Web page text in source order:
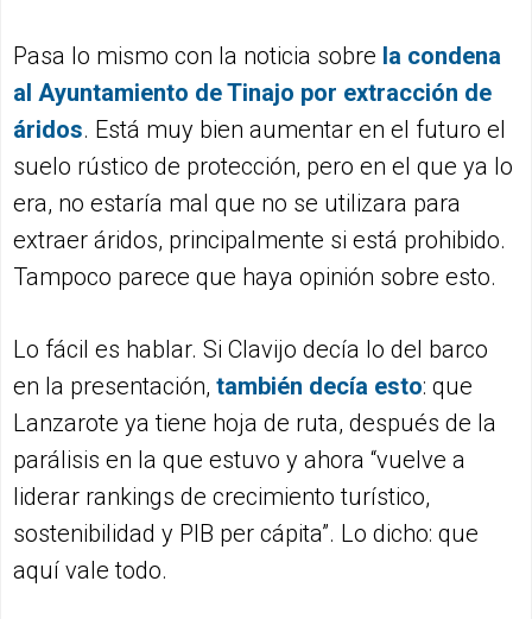
Pasa lo mismo con la noticia sobre la condena
al Ayuntamiento de Tinajo por extracción de
áridos. Está muy bien aumentar en el futuro el
suelo rústico de protección, pero en el que ya lo
era, no estaría mal que no se utilizara para
extraer áridos, principalmente si está prohibido.
Tampoco parece que haya opinión sobre esto.
Lo fácil es hablar. Si Clavijo decía lo del barco
en la presentación, también decía esto: que
Lanzarote ya tiene hoja de ruta, después de la
parálisis en la que estuvo y ahora “vuelve a
liderar rankings de crecimiento turístico,
sostenibilidad y PIB per cápita”. Lo dicho: que
aquí vale todo.